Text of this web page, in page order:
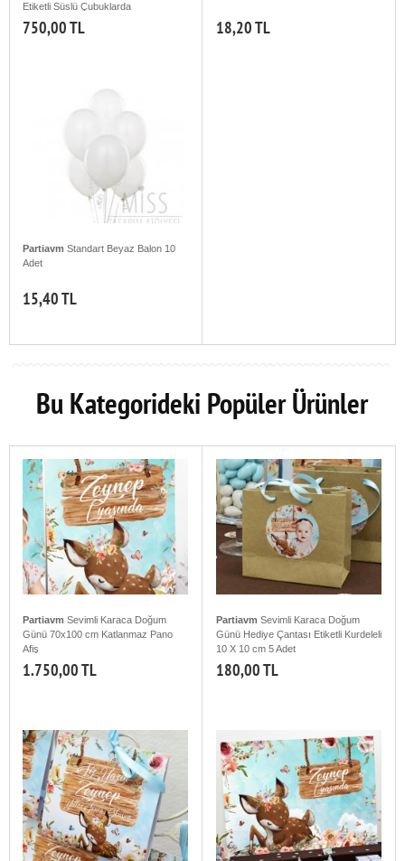
Etiketli Süslü Çubuklarda
750,00 TL 18,20 TL
Partiavm Standart Beyaz Balon 10
Adet
15,40 TL
Bu Kategorideki Popüler Ürünler
Partiavm Sevimli Karaca Doğum
Günü 70x100 cm Katlanmaz Pano
Afiş
1.750,00 TL
Partiavm Sevimli Karaca Doğum
Günü Hediye Çantası Etiketli Kurdeleli
10 X 10 cm 5 Adet
180,00 TL